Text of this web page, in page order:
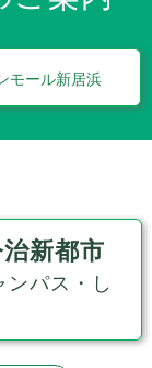
モール新居浜
新都市
ンパス・し